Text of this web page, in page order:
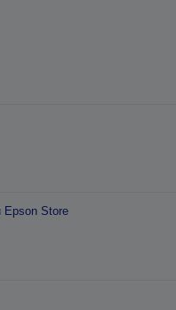
Epson Store